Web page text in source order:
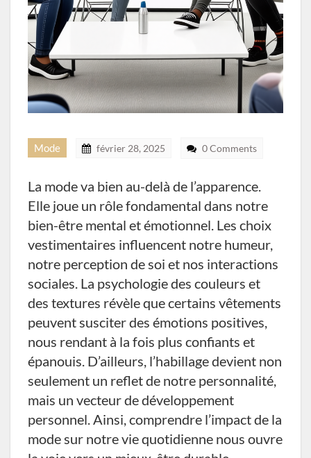
Mode février 28, 2025 0 Comments
La mode va bien au-delà de l’apparence.
Elle joue un rôle fondamental dans notre
bien-être mental et émotionnel. Les choix
vestimentaires influencent notre humeur,
notre perception de soi et nos interactions
sociales. La psychologie des couleurs et
des textures révèle que certains vêtements
peuvent susciter des émotions positives,
nous rendant à la fois plus confiants et
épanouis. D’ailleurs, l’habillage devient non
seulement un reflet de notre personnalité,
mais un vecteur de développement
personnel. Ainsi, comprendre l’impact de la
mode sur notre vie quotidienne nous ouvre